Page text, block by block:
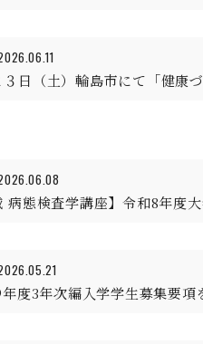
日（土）輪島市にて「健康
病態検査学講座】令和8年度
度3年次編入学学生募集要項